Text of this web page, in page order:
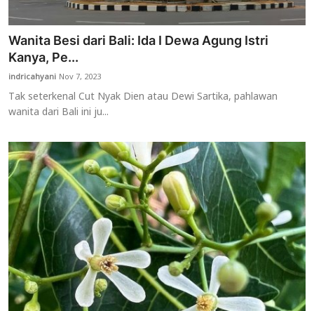
Wanita Besi dari Bali: Ida I Dewa Agung Istri
Kanya, Pe...
indricahyani Nov 7, 2023
Tak seterkenal Cut Nyak Dien atau Dewi Sartika, pahlawan
wanita dari Bali ini ju...